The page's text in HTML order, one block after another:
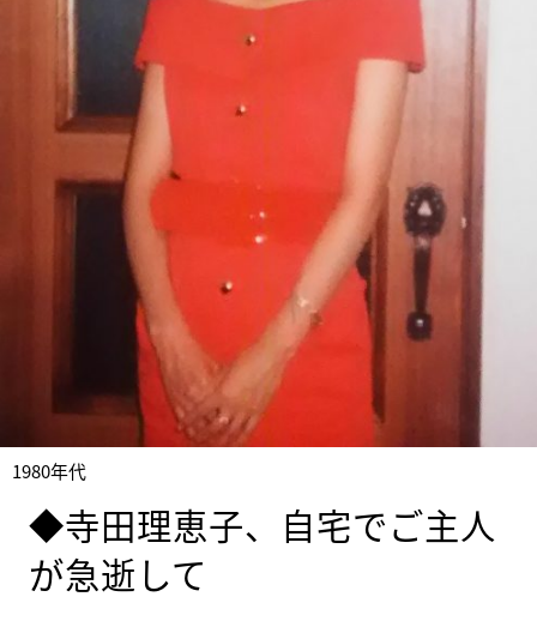
1980年代
◆寺田理恵子、自宅でご主人
が急逝して